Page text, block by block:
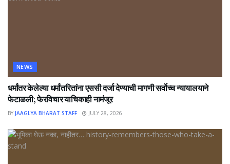
NEWS
धर्मांतर केलेल्या धर्मांतरितांना एससी दर्जा देण्याची मागणी सर्वोच्च न्यायालयाने
फेटाळली; फेरविचार याचिकाही नामंजूर
BY JAAGLYA BHARAT STAFF JULY 28, 2026